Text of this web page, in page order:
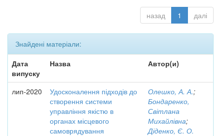
назад 1 далі
Знайдені матеріали:
Дата
випуску
Назва Автор(и)
лип-2020
Удосконалення підходів до
створення системи
управління якістю в
органах місцевого
самоврядування
Олешко, А. А.;
Бондаренко,
Світлана
Михайлівна;
Діденко, Є. О.